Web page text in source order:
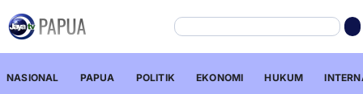
NASIONAL PAPUA POLITIK EKONOMI HUKUM